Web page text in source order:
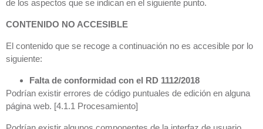
de los aspectos que se indican en el siguiente punto.
CONTENIDO NO ACCESIBLE
El contenido que se recoge a continuación no es accesible por lo
siguiente:
Falta de conformidad con el RD 1112/2018
Podrían existir errores de código puntuales de edición en alguna
página web. [4.1.1 Procesamiento]